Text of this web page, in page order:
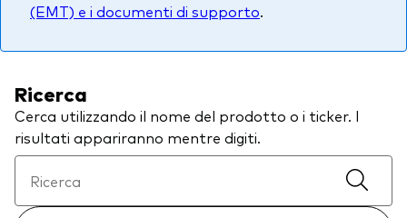
(EMT) e i documenti di supporto.
Ricerca
Cerca utilizzando il nome del prodotto o i ticker. I
risultati appariranno mentre digiti.